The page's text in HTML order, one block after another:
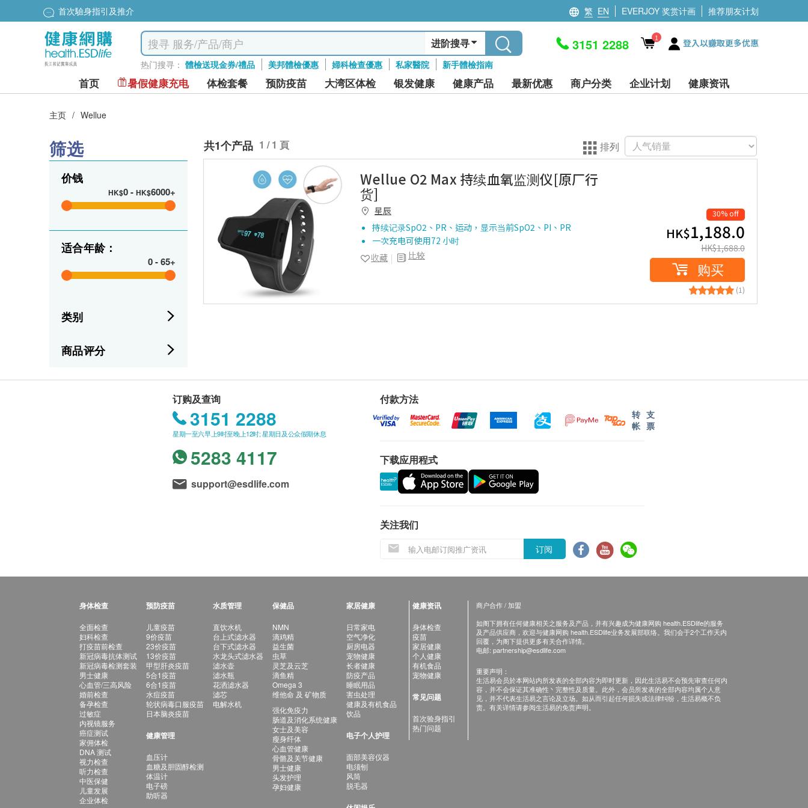
首次驗身指引及推介 繁 EN EVERJOY 奖赏计画 推荐朋友计划
进阶搜寻
热门搜寻： 體檢送現金券/禮品 美邦體檢優惠 婦科檢查優惠 私家醫院 新手體檢指南
3151 2288 1 登入以赚取更多优惠
首页 暑假健康充电 体检套餐 预防疫苗 大湾区体检 银发健康 健康产品 最新优惠 商户分类 企业计划 健康资讯
主页 / Wellue
筛选
价钱
HK$0- HK$6000+
适合年龄：
0-65+
类别
商品评分
共1个产品 1 / 1 頁 排列
Wellue O2 Max 持续血氧监测仪[原厂行
货]
星辰
持续记录SpO2、PR、运动，显示当前SpO2、PI、PR
一次充电可使用72 小时
比较
收藏
30% off
HK$1,188.0
HK$1,688.0
购买
(1)
订购及查询
3151 2288
星期一至六早上9时至晚上12时; 星期日及公众假期休息
5283 4117
support@esdlife.com
付款方法
转
帐
支
票
下载应用程式
关注我们
订阅
身体检查
全面检查
妇科检查
打疫苗前检查
新冠病毒抗体测试
新冠病毒检测套装
男士健康
心血管/三高风险
婚前检查
备孕检查
过敏症
内视镜服务
癌症测试
家佣体检
DNA 测试
视力检查
听力检查
中医保健
儿童发展
企业体检
预防疫苗
儿童疫苗
9价疫苗
23价疫苗
13价疫苗
甲型肝炎疫苗
5合1疫苗
6合1疫苗
水痘疫苗
轮状病毒口服疫苗
日本脑炎疫苗
健康管理
血压计
血糖及胆固醇检测
体温计
电子磅
助听器
水质管理
直饮水机
台上式滤水器
台下式滤水器
水龙头式滤水器
滤水壶
滤水瓶
花洒滤水器
滤芯
电解水机
保健品
NMN
滴鸡精
益生菌
虫草
灵芝及云芝
滴鱼精
Omega 3
维他命 及 矿物质
强化免疫力
肠道及消化系统健康
女士及美容
瘦身纤体
心血管健康
骨骼及关节健康
男士健康
头发护理
孕妇健康
家居健康
日常家电
空气净化
厨房电器
宠物健康
长者健康
防疫产品
睡眠用品
害虫处理
健康及有机食品
饮品
电子个人护理
面部美容仪器
电须刨
风筒
脱毛器
健康资讯
身体检查
疫苗
家居健康
个人健康
有机食品
宠物健康
常见问题
首次验身指引
热门问题
商户合作 / 加盟
如阁下拥有任何健康相关之服务及产品，并有兴趣成为健康网购 health.ESDlife的服务
及产品供应商，欢迎与健康网购 health.ESDlife业务发展部联络。我们会于2个工作天内
回覆，为阁下提供更多有关合作详情。
电邮: partnership@esdlife.com
重要声明：
生活易会员於本网站内所发表的全部内容为即时更新，因此生活易不会预先审查任何内
容，并不会保证其准确性丶完整性及质量。此外，会员所发表的全部内容均属个人意
见，并不代表生活易之言论及立场。如从而引起任何损失或法律纠纷，生活易概不负
责。有关详情请参阅生活易的免责声明。